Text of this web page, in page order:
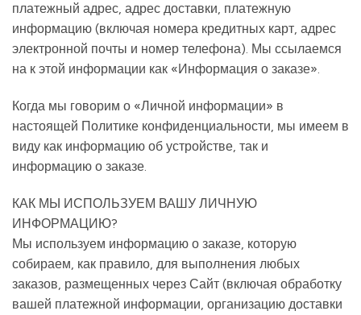
платежный адрес, адрес доставки, платежную
информацию (включая номера кредитных карт, адрес
электронной почты и номер телефона). Мы ссылаемся
на к этой информации как «Информация о заказе».
Когда мы говорим о «Личной информации» в
настоящей Политике конфиденциальности, мы имеем в
виду как информацию об устройстве, так и
информацию о заказе.
КАК МЫ ИСПОЛЬЗУЕМ ВАШУ ЛИЧНУЮ
ИНФОРМАЦИЮ?
Мы используем информацию о заказе, которую
собираем, как правило, для выполнения любых
заказов, размещенных через Сайт (включая обработку
вашей платежной информации, организацию доставки